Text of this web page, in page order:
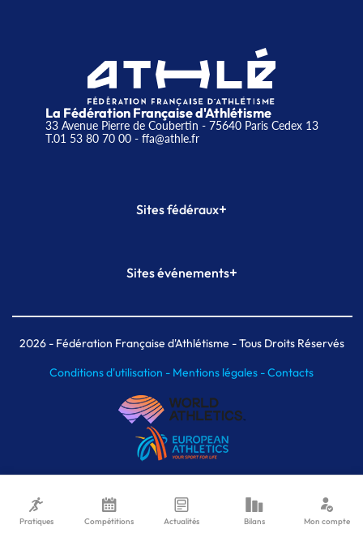
La Fédération Française d'Athlétisme
33 Avenue Pierre de Coubertin - 75640 Paris Cedex 13
T.01 53 80 70 00- ffa@athle.fr
Sites fédéraux+
Plateforme Formation
Sites événements+
Meeting de Paris indoor
MAIF Ekiden de Paris
2026- Fédération Française d'Athlétisme - Tous Droits Réservés
Conditions d'utilisation - Mentions légales -Contacts
Pratiques Compétitions Actualités Bilans Mon compte